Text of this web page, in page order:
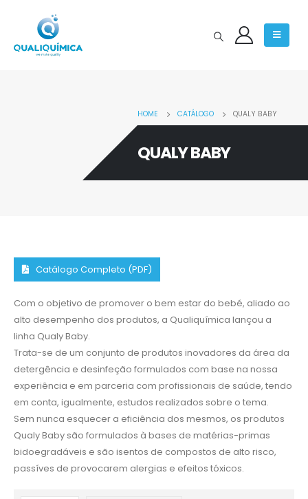
HOME CATÁLOGO QUALY BABY
QUALY BABY
Catálogo Completo (PDF)
Com o objetivo de promover o bem estar do bebé, aliado ao
alto desempenho dos produtos, a Qualiquímica lançou a
linha Qualy Baby.
Trata-se de um conjunto de produtos inovadores da área da
detergência e desinfeção formulados com base na nossa
experiência e em parceria com profissionais de saúde, tendo
em conta, igualmente, estudos realizados sobre o tema.
Sem nunca esquecer a eficiência dos mesmos, os produtos
Qualy Baby são formulados à bases de matérias-primas
bidoegradáveis e são isentos de compostos de alto risco,
passíves de provocarem alergias e efeitos tóxicos.